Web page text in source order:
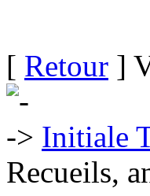
[ Retour ]
Initiale
Recueils,